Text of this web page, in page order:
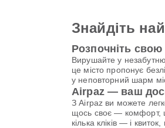
Знайдіть
Розпочніть
Вирушайте у
це місто пропонує
у неповторний шарм
Airpaz — ваш
З Airpaz ви можете
щось своє — комфорт,
кілька кліків — і